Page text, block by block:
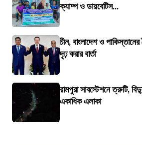
ক্যাম্প ও ডায়বেটিস...
চীন, বাংলাদেশ ও
দৃঢ় করার বার্তা
রামপুরা সাবস্টেশনে ত্রুটি,
একাধিক এলাকা